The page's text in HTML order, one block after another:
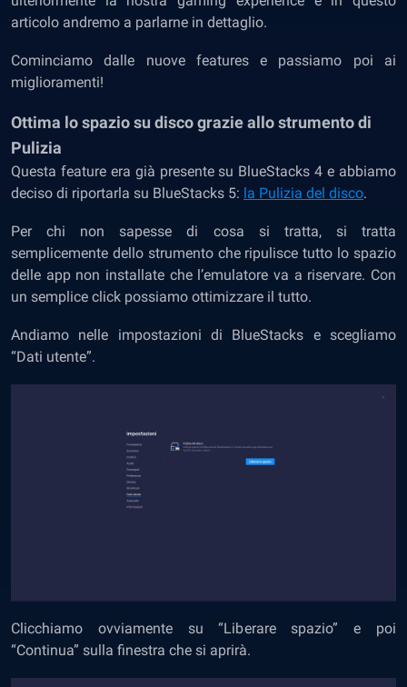
articolo andremo a parlarne in dettaglio.
Cominciamo dalle nuove features e passiamo poi ai
miglioramenti!
Ottima lo spazio su disco grazie allo strumento di
Pulizia
Questa feature era già presente su BlueStacks 4 e abbiamo
deciso di riportarla su BlueStacks 5: la Pulizia del disco.
Per chi non sapesse di cosa si tratta, si tratta
semplicemente dello strumento che ripulisce tutto lo spazio
delle app non installate che l’emulatore va a riservare. Con
un semplice click possiamo ottimizzare il tutto.
Andiamo nelle impostazioni di BlueStacks e scegliamo
“Dati utente”.
Clicchiamo ovviamente su “Liberare spazio” e poi
“Continua” sulla finestra che si aprirà.